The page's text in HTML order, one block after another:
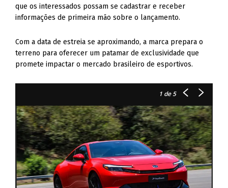
que os interessados possam se cadastrar e receber
informações de primeira mão sobre o lançamento.
Com a data de estreia se aproximando, a marca prepara o
terreno para oferecer um patamar de exclusividade que
promete impactar o mercado brasileiro de esportivos.
1de 5